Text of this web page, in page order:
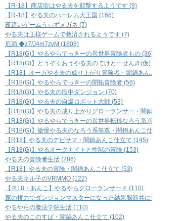
【R-18】商店街はやる夫を迎撃するようです (9)
【R-18】やる夫のハーレム大王国 (166)
夜這いゲームうぃずメガネ (7)
やる夫は王様ゲームで救済されるようです (7)
厄満 ◆z7/J4m7zvM (1808)
【R18(G)】やるやらでっきーの異世界冒険者もの (36)
【R18(G)】とうぞくおうやる夫のてけとーせんき(仮) (33)
【R18】オーガやる夫の成り上がり冒険者・闇鍋あんこ仕立て (67)
【R18(G)】やるやらでっきーの開拓冒険者 (56)
【R18(G)】やる夫の獄中ダンジョン (70)
【R18(G)】やる夫の自爆ロボット大戦 (53)
【R18(G)】やる夫の成り上がりグローランサー・闇鍋あんこ仕立
【R18(G)】やるやらでっきーの異世界転移なろう系 (61)
【R18(G)】傲慢やる夫のなろう系無双・闇鍋あんこ仕立て (118)
【R18】やる夫のデビサマ・闇鍋あんこ仕立て (145)
【R18(G)】やるオークナイトと性獣の冒険 (153)
やる夫の冒険者生活 (286)
【R18】やる夫の冒険・闇鍋あんこ仕立て (53)
やる夫キル子のVRMMO (122)
【Ｒ18・あんこ】やるやらグローランサー４ (110)
家の権力でダンジョンマスターになった結果脳筋共に振り回され
やるやらの魔法学院生活 (110)
やる夫のこのすば・闇鍋あんこ仕立て (102)